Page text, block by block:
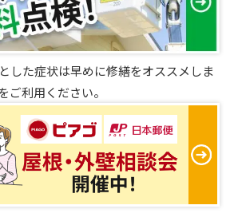
した症状は早めに修繕をオススメしま
ご利用ください。